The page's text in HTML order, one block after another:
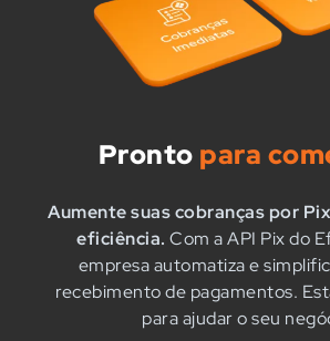
Pronto para
Aumente suas cobranças por
eficiência. Com a API Pix do
empresa automatiza e
recebimento de pagamentos.
para ajudar o seu